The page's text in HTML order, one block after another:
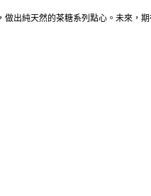
出純天然的茶糖系列點心。未來，